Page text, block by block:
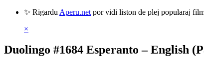
✨ Rigardu Aperu.net por vidi liston de plej popularaj
×
Duolingo #1684 Esperanto – English